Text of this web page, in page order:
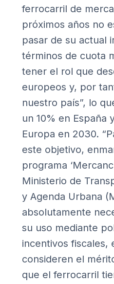
ferrocarril de
próximos años no
pasar de su actual
términos de cuota
tener el rol que
europeos y, por
nuestro país”, lo
un 10% en España
Europa en 2030.
este objetivo,
programa
Ministerio de
y Agenda Urbana
absolutamente
su uso mediante
incentivos fiscales,
consideren el
que el ferrocarril